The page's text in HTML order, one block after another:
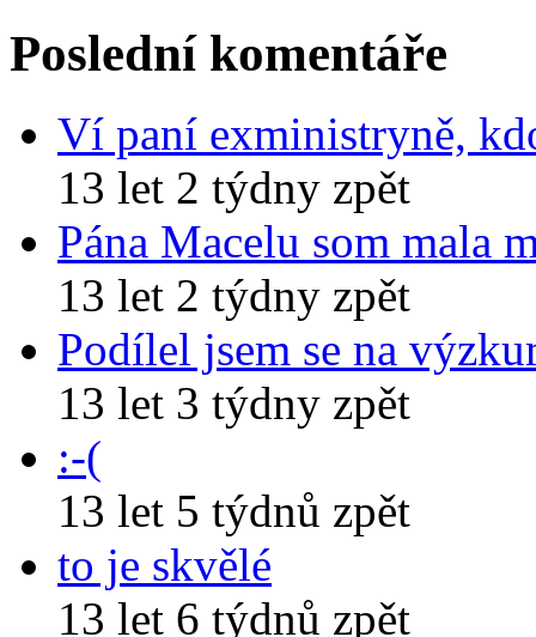
Poslední komentáře
Ví paní exministryně,
13 let 2 týdny zpět
Pána Macelu som mala
13 let 2 týdny zpět
Podílel jsem se na
13 let 3 týdny zpět
:-(
13 let 5 týdnů zpět
to je skvělé
13 let 6 týdnů zpět